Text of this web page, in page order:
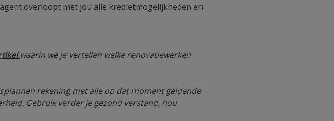
overloopt met jou alle kredietmogelijkheden en
waarin we je vertellen welke renovatiewerken
rekening met alle op dat moment geldende
Gebruik verder je gezond verstand, hou